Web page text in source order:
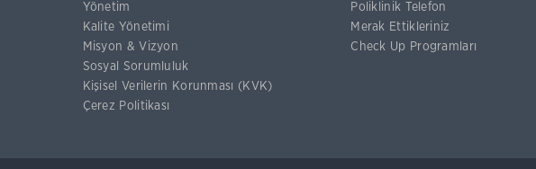
Yönetim
Kalite Yönetimi
Misyon & Vizyon
Sosyal Sorumluluk
Kişisel Verilerin Korunması (KVK)
Çerez Politikası
Poliklinik Telefon
Merak Ettikleriniz
Check Up Programları